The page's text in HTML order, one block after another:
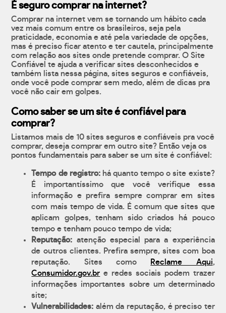
É seguro comprar na internet?
Comprar na internet vem se tornando um hábito cada
vez mais comum entre os brasileiros, seja pela
praticidade, economia e até pela variedade de opções,
mas é preciso ficar atento e ter cautela, principalmente
com relação aos sites onde pretende comprar. O Site
Confiável te ajuda a verificar sites desconhecidos e
também lista nessa página, sites seguros e confiáveis,
onde você pode comprar sem medo, além de dicas pra
você não cair em golpes.
Como saber se um site é confiável para
comprar?
Listamos mais de 10 sites seguros e confiáveis pra você
comprar, deseja comprar em outro site? Então veja os
pontos fundamentais para saber se um site é confiável:
Tempo de registro:há quanto tempo o site existe?
É importantíssimo que você verifique essa
informação e prefira sempre comprar em sites
com mais tempo de vida. É comum que sites que
aplicam golpes, tenham sido criados há pouco
tempo e tenham pouco tempo de vida;
Reputação: atenção especial para a experiência
de outros clientes. Prefira sempre, sites com boa
reputação. Sites como
Reclame Aqui,
Consumidor.gov.br e redes sociais podem trazer
informações importantes sobre um determinado
site;
Vulnerabilidades: além da reputação, é preciso ter